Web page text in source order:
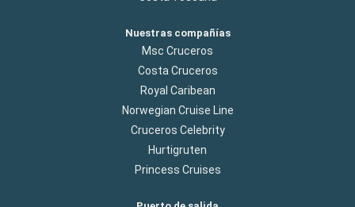
Nuestras compañías
Msc Cruceros
Costa Cruceros
Royal Caribean
Norwegian Cruise Line
Cruceros Celebrity
Hurtigruten
Princess Cruises